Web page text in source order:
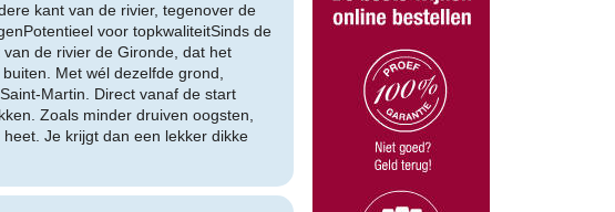
kant van de rivier, tegenover de
voor topkwaliteitSinds de
de rivier de Gironde, dat het
Met wél dezelfde grond,
Martin. Direct vanaf de start
Zoals minder druiven oogsten,
Je krijgt dan een lekker dikke